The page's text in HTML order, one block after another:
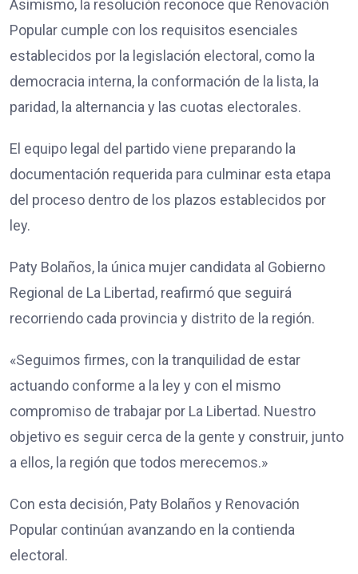
Asimismo, la resolución reconoce que Renovación
Popular cumple con los requisitos esenciales
establecidos por la legislación electoral, como la
democracia interna, la conformación de la lista, la
paridad, la alternancia y las cuotas electorales.
El equipo legal del partido viene preparando la
documentación requerida para culminar esta etapa
del proceso dentro de los plazos establecidos por
ley.
Paty Bolaños, la única mujer candidata al Gobierno
Regional de La Libertad, reafirmó que seguirá
recorriendo cada provincia y distrito de la región.
«Seguimos firmes, con la tranquilidad de estar
actuando conforme a la ley y con el mismo
compromiso de trabajar por La Libertad. Nuestro
objetivo es seguir cerca de la gente y construir, junto
a ellos, la región que todos merecemos.»
Con esta decisión, Paty Bolaños y Renovación
Popular continúan avanzando en la contienda
electoral.